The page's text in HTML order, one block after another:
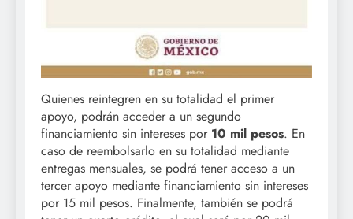
Quienes reintegren en su totalidad el primer
apoyo, podrán acceder a un segundo
financiamiento sin intereses por 10 mil pesos. En
caso de reembolsarlo en su totalidad mediante
entregas mensuales, se podrá tener acceso a un
tercer apoyo mediante financiamiento sin intereses
por 15 mil pesos. Finalmente, también se podrá